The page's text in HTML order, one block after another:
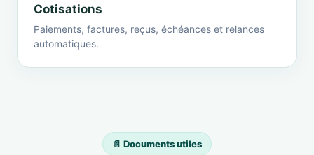
Cotisations
Paiements, factures, reçus, échéances et relances
automatiques.
📄 Documents utiles